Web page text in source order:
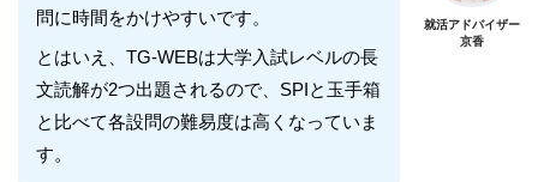
問に時間をかけやすいです。
とはいえ、TG-WEBは大学入試レベルの長
文読解が2つ出題されるので、SPIと玉手箱
と比べて各設問の難易度は高くなっていま
す。
就活アドバイザー
京香